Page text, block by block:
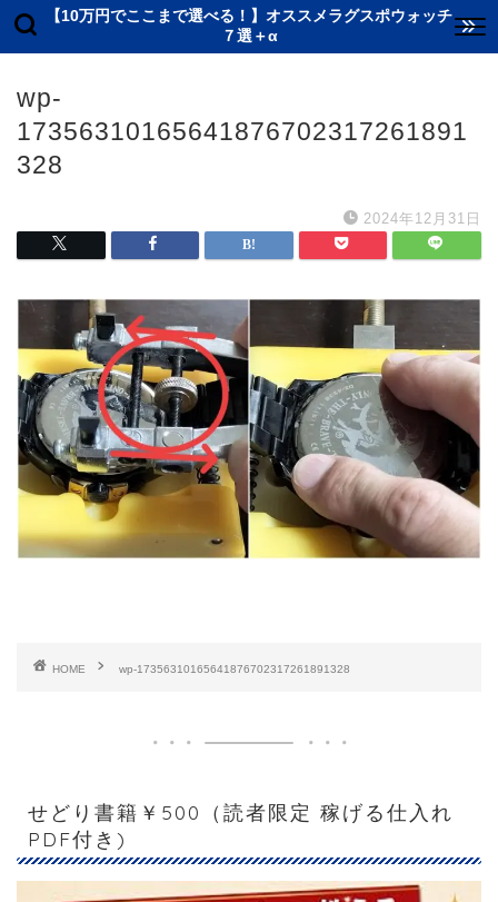
【10万円でここまで選べる！】オススメラグスポウォッチ
７選＋α
wp-
17356310165641876702317261891
328
2024年12月31日
HOME wp-17356310165641876702317261891328
せどり書籍￥500（読者限定 稼げる仕入れ
PDF付き)